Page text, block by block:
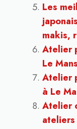
Les
makis,
Atelier
Le
Atelier
à Le
Atelier